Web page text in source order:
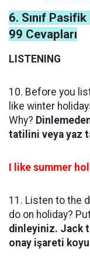
6. Sınıf
99 Cevapları
LISTENING
10. Before you
like winter
Why?
tatilini veya yaz
I like summer
11. Listen to the
do on holiday?
dinleyiniz. Jack
onay işareti